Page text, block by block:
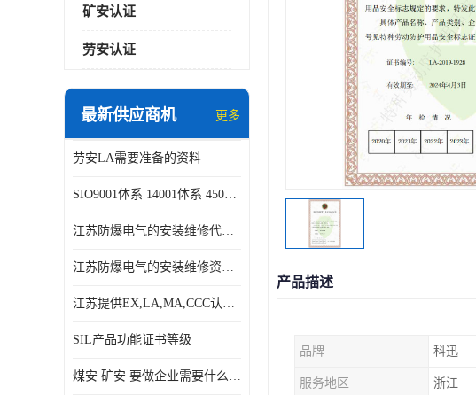
矿安认证
劳安认证
最新供应商机 更多
劳安LA需要准备的资料
SIO9001体系 14001体系 45001体系认证咨询
江苏防爆电气的安装维修代理代办
江苏防爆电气的安装维修资质证书
江苏提供EX,LA,MA,CCC认证，免费咨询服务
SIL产品功能证书等级
煤安 矿安 要做企业需要什么条件
产品描述
品牌 科迅
服务地区 浙江